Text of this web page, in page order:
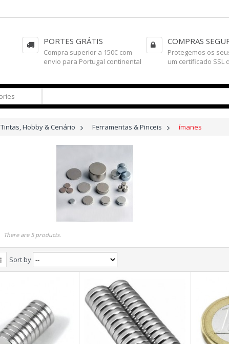
PORTES GRÁTIS
Compra superior a 150€ com
envio para Portugal continental
COMPRAS
Protegemos os
um certificado SSL
Tintas, Hobby & Cenário > Ferramentas & Pinceis > ímanes
There are 5 products.
Sort by